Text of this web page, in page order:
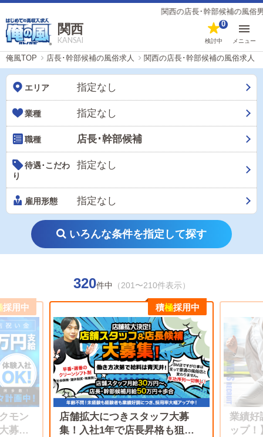
関西の店長･幹部候補の風俗男性求人
関西
KANSAI 検討中
0
メニュー
俺風TOP 店長･幹部候補の風俗求人 関西の店長･幹部候補の風俗求人
エリア 指定なし
業種 指定なし
職種 店長･幹部候補
待遇･こだわ
り
指定なし
雇用形態 指定なし
いろんな条件を指定して探す
320件中 （201〜210件表示）
モン
募集
採用中
店舗拡大につきスタッフ大募
集！入社1年で店長昇格も狙え
積極採用中
業績好
ップ